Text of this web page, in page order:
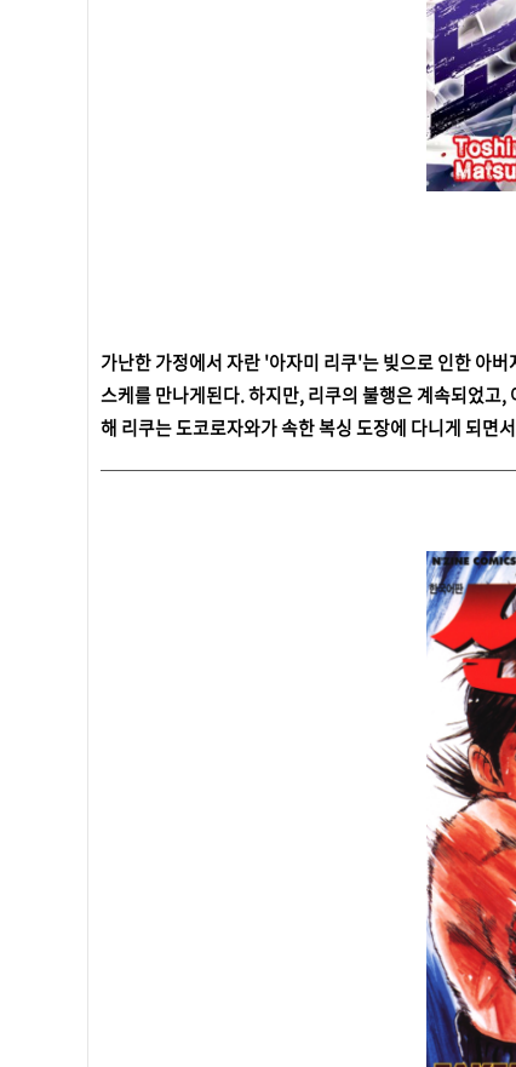
가난한 가정에서 자란 '아자미 리쿠'는 빚으로 인한 아
스케를 만나게된다. 하지만, 리쿠의 불행은 계속되었고
해 리쿠는 도코로자와가 속한 복싱 도장에 다니게 되면